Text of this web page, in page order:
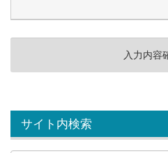
サイト内検索